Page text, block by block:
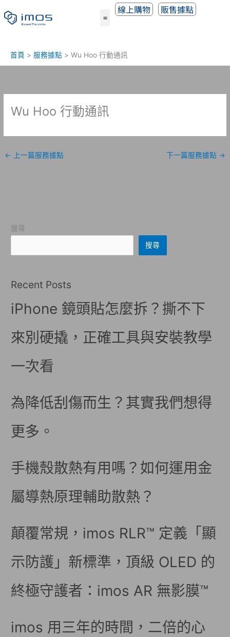
至
線上購物 販售據點
首頁 服務據點 Wu Hoo 行動通訊
Wu Hoo 行動通訊
← 上一篇服務據點 下一篇服務據點 →
搜尋
搜尋
Recent Posts
iPhone 鏡頭貼怎麼拆？撕不下
來別硬撬，正確工具與安裝教學
一次看
為降低刮傷而生？其實我們想得
更多。
手機殼散熱有用嗎？如何運用金
屬導熱原理輔助散熱？
顛覆常規，imos RLR™ 定義「顯
示防護」新標準，頂級 OLED 的
終極守護者：imos AR 無影膜™
imos 用三年的時間，二倍的心